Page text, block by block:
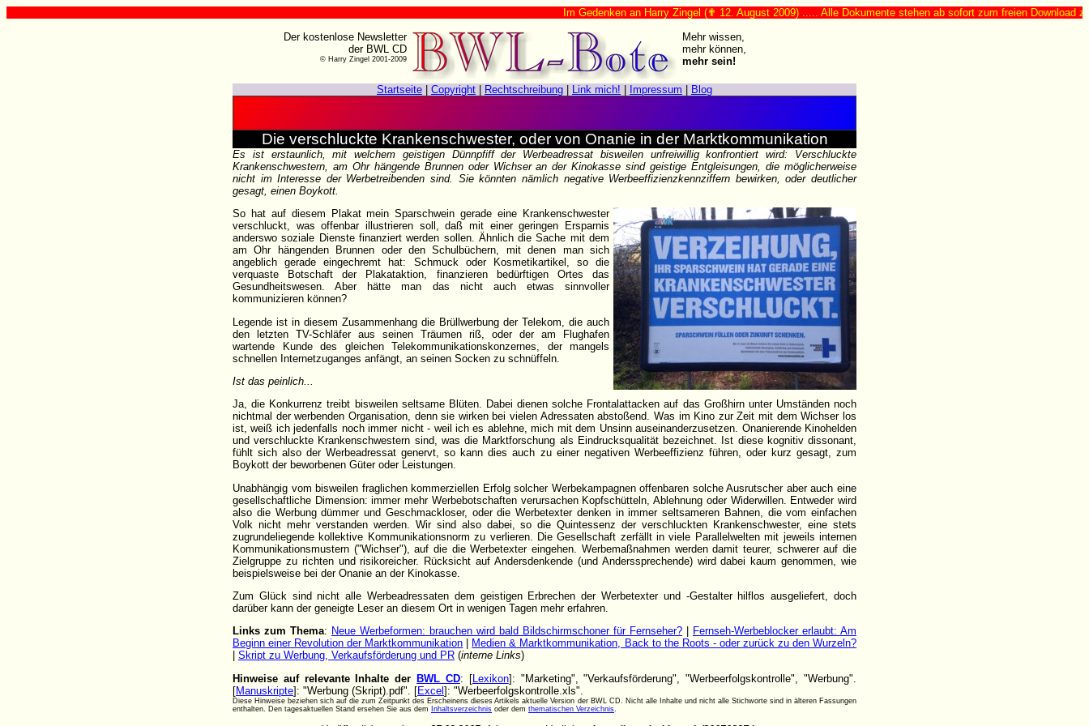
Im Gedenken an Harry Zingel (✟ 12. August 2009) ..... Alle Dokumente stehen ab sofort zum freien Download
Der kostenlose Newsletter
der BWL CD
© Harry Zingel 2001-2009
Mehr wissen,
mehr können,
mehr sein!
Startseite Copyright Rechtschreibung Link mich! Impressum Blog
Die verschluckte Krankenschwester, oder von Onanie in der Marktkommunikation
Es ist erstaunlich, mit welchem geistigen Dünnpfiff der Werbeadressat bisweilen unfreiwillig konfrontiert wird: Verschluckte
Krankenschwestern, am Ohr hängende Brunnen oder Wichser an der Kinokasse sind geistige Entgleisungen, die möglicherweise
nicht im Interesse der Werbetreibenden sind. Sie könnten nämlich negative Werbeeffizienzkennziffern bewirken, oder deutlicher
gesagt, einen Boykott.
So hat auf diesem Plakat mein Sparschwein gerade eine Krankenschwester
verschluckt, was offenbar illustrieren soll, daß mit einer geringen Ersparnis
anderswo soziale Dienste finanziert werden sollen. Ähnlich die Sache mit dem
am Ohr hängenden Brunnen oder den Schulbüchern, mit denen man sich
angeblich gerade eingechremt hat: Schmuck oder Kosmetikartikel, so die
verquaste Botschaft der Plakataktion, finanzieren bedürftigen Ortes das
Gesundheitswesen. Aber hätte man das nicht auch etwas sinnvoller
kommunizieren können?
Legende ist in diesem Zusammenhang die Brüllwerbung der Telekom, die auch
den letzten TV-Schläfer aus seinen Träumen riß, oder der am Flughafen
wartende Kunde des gleichen Telekommunikationskonzernes, der mangels
schnellen Internetzuganges anfängt, an seinen Socken zu schnüffeln.
Ist das peinlich...
Ja, die Konkurrenz treibt bisweilen seltsame Blüten. Dabei dienen solche Frontalattacken auf das Großhirn unter Umständen noch
nichtmal der werbenden Organisation, denn sie wirken bei vielen Adressaten abstoßend. Was im Kino zur Zeit mit dem Wichser los
ist, weiß ich jedenfalls noch immer nicht - weil ich es ablehne, mich mit dem Unsinn auseinanderzusetzen. Onanierende Kinohelden
und verschluckte Krankenschwestern sind, was die Marktforschung als Eindrucksqualität bezeichnet. Ist diese kognitiv dissonant,
fühlt sich also der Werbeadressat genervt, so kann dies auch zu einer negativen Werbeeffizienz führen, oder kurz gesagt, zum
Boykott der beworbenen Güter oder Leistungen.
Unabhängig vom bisweilen fraglichen kommerziellen Erfolg solcher Werbekampagnen offenbaren solche Ausrutscher aber auch eine
gesellschaftliche Dimension: immer mehr Werbebotschaften verursachen Kopfschütteln, Ablehnung oder Widerwillen. Entweder wird
also die Werbung dümmer und Geschmackloser, oder die Werbetexter denken in immer seltsameren Bahnen, die vom einfachen
Volk nicht mehr verstanden werden. Wir sind also dabei, so die Quintessenz der verschluckten Krankenschwester, eine stets
zugrundeliegende kollektive Kommunikationsnorm zu verlieren. Die Gesellschaft zerfällt in viele Parallelwelten mit jeweils internen
Kommunikationsmustern ("Wichser"), auf die die Werbetexter eingehen. Werbemaßnahmen werden damit teurer, schwerer auf die
Zielgruppe zu richten und risikoreicher. Rücksicht auf Andersdenkende (und Anderssprechende) wird dabei kaum genommen, wie
beispielsweise bei der Onanie an der Kinokasse.
Zum Glück sind nicht alle Werbeadressaten dem geistigen Erbrechen der Werbetexter und -Gestalter hilflos ausgeliefert, doch
darüber kann der geneigte Leser an diesem Ort in wenigen Tagen mehr erfahren.
Links zum Thema: Neue Werbeformen: brauchen wird bald Bildschirmschoner für Fernseher?
Fernseh-Werbeblocker erlaubt: Am
Beginn einer Revolution der Marktkommunikation
Medien & Marktkommunikation, Back to the Roots - oder zurück zu den Wurzeln?
Skript zu Werbung, Verkaufsförderung und PR (interne Links)
Hinweise auf relevante Inhalte derBWL CD: [Lexikon]: "Marketing", "Verkaufsförderung", "Werbeerfolgskontrolle", "Werbung".
[Manuskripte]: "Werbung (Skript).pdf". [Excel]: "Werbeerfolgskontrolle.xls".
Diese Hinweise beziehen sich auf die zum Zeitpunkt des Erscheinens dieses Artikels aktuelle Version der BWL CD. Nicht alle Inhalte und nicht alle Stichworte sind in älteren Fassungen
enthalten. Den tagesaktuellen Stand ersehen Sie aus dem
Inhaltsverzeichnis oder dem thematischen Verzeichnis